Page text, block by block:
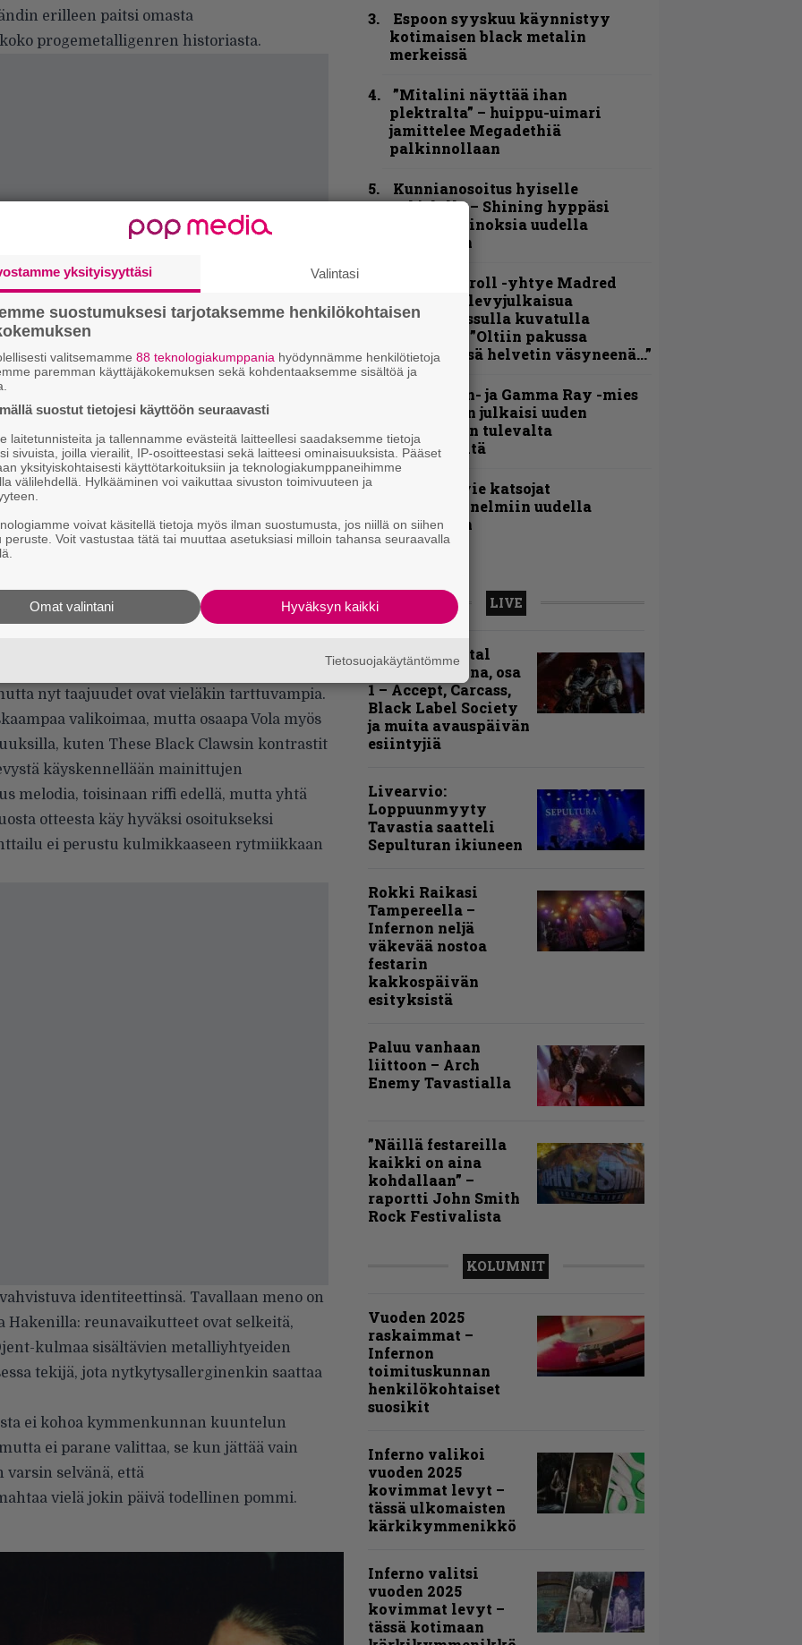
erilleen paitsi omasta
progemetalligenren historiasta.
These Black Clawsista. Sillä levyn
sykkivän biitin ja räppäystä, josta huolehtii
duon Shahmenin tumma ääni Bless.
vaan se, miten hyvin lopputulos toimii
kappale on levyn päätös,
Inside Your Fur. Biisi on niitä
nyt taajuudet ovat vieläkin tarttuvampia.
valikoimaa, mutta osaapa Vola myös
kuten These Black Clawsin kontrastit
käyskennellään mainittujen
melodia, toisinaan riffi edellä, mutta yhtä
otteesta käy hyväksi osoitukseksi
ei perustu kulmikkaaseen rytmiikkaan
identiteettinsä. Tavallaan meno on
reunavaikutteet ovat selkeitä,
kulmaa sisältävien metalliyhtyeiden
tekijä, jota nytkytysallerginenkin saattaa
ei kohoa kymmenkunnan kuuntelun
ei parane valittaa, se kun jättää vain
selvänä, että
vielä jokin päivä todellinen pommi.
Espoon syyskuu käynnistyy
kotimaisen black metalin
merkeissä
”Mitalini näyttää ihan
plektralta” – huippu-uimari
jamittelee Megadethiä
palkinnollaan
Kunnianosoitus hyiselle
Pohjolalle – Shining hyppäsi
keskelle kinoksia uudella
videollaan
Thrash ’n’ roll -yhtye Madred
ryydittää levyjulkaisua
keikkareissulla kuvatulla
videolla – ”Oltiin pakussa
kusihädässä helvetin väsyneenä…”
Helloween- ja Gamma Ray -mies
Kai Hansen julkaisi uuden
maistiaisen tulevalta
soololevyltä
Anthrax vie katsojat
keikkatunnelmiin uudella
videollaan
LIVE
Hellsinki Metal
Festival kuvina, osa
1 – Accept, Carcass,
Black Label Society
ja muita avauspäivän
esiintyjiä
Livearvio:
Loppuunmyyty
Tavastia saatteli
Sepulturan ikiuneen
Rokki Raikasi
Tampereella –
Infernon neljä
väkevää nostoa
festarin
kakkospäivän
esityksistä
Paluu vanhaan
liittoon – Arch
Enemy Tavastialla
”Näillä festareilla
kaikki on aina
kohdallaan” –
raportti John Smith
Rock Festivalista
KOLUMNIT
Vuoden 2025
raskaimmat –
Infernon
toimituskunnan
henkilökohtaiset
suosikit
Inferno valikoi
vuoden 2025
kovimmat levyt –
tässä ulkomaisten
kärkikymmenikkö
Inferno valitsi
vuoden 2025
kovimmat levyt –
tässä kotimaan
yksityisyyttäsi Valintasi
suostumuksesi tarjotaksemme henkilökohtaisen
valitsemamme 88 teknologiakumppania hyödynnämme henkilötietoja
paremman käyttäjäkokemuksen sekä kohdentaaksemme sisältöä ja
suostut tietojesi käyttöön seuraavasti
laitetunnisteita ja tallennamme evästeitä laitteellesi saadaksemme tietoja
sivuista, joilla vierailit, IP-osoitteestasi sekä laitteesi ominaisuuksista. Pääset
yksityiskohtaisesti käyttötarkoituksiin ja teknologiakumppaneihimme
välilehdellä. Hylkääminen voi vaikuttaa sivuston toimivuuteen ja
voivat käsitellä tietoja myös ilman suostumusta, jos niillä on siihen
peruste. Voit vastustaa tätä tai muuttaa asetuksiasi milloin tahansa seuraavalla
Hyväksyn kaikki
Omat valintani
Tietosuojakäytäntömme